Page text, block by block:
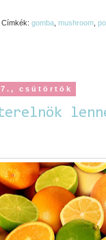
Címkék: gomba, mushroom,
csütörtök